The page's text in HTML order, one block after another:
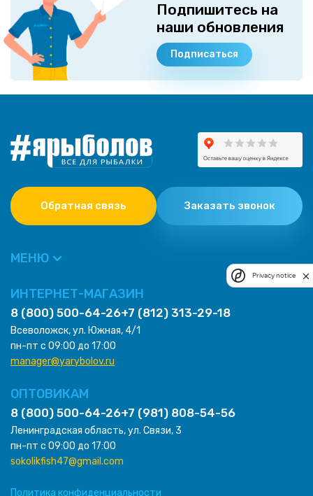
Подпишитесь на
наши обновления
Подписаться
Обратная связь Заказать звонок
МЕНЮ
ИНТЕРНЕТ-МАГАЗИН
8 (800) 500-64-26+7 (812) 313-29-18
Всеволожск, ул. Южная, 4/1
пн-пт с 09:00 до 17:00
manager@yarybolov.ru
ОПТОВИКАМ
8 (800) 500-64-26+7 (981) 808-54-56
Ленинградская область, ул. Связи, 3
пн-пт с 09:00 до 17:00
sokolikfish47@gmail.com
Политика конфиденциальности
Privacy notice